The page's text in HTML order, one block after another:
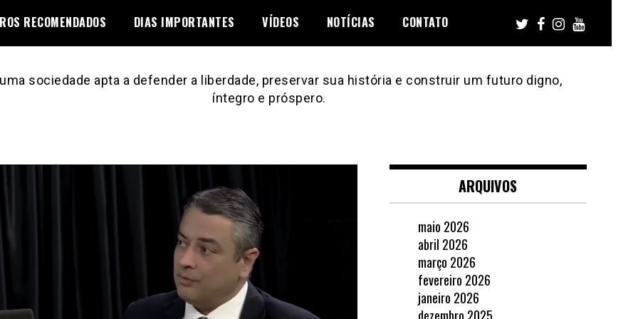
RECOMENDADOS DIAS IMPORTANTES VÍDEOS NOTÍCIAS CONTATO
sociedade apta a defender a liberdade, preservar sua história e construir um futuro digno,
íntegro e próspero.
ARQUIVOS
maio 2026
abril 2026
março 2026
fevereiro 2026
janeiro 2026